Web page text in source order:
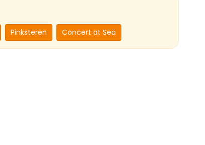
Pinksteren Concert at Sea